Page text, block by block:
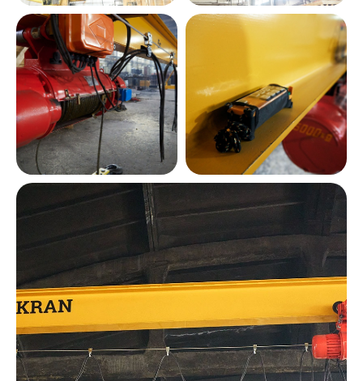
ОТПРАВИТЬ
Я согласен на передачу и обработку
своих персональных данных согласно
Политики конфиденциальности